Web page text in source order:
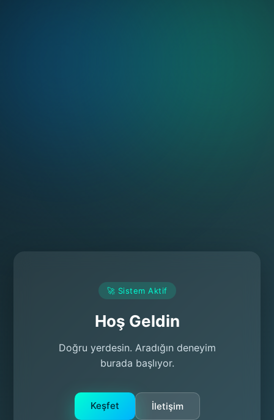
🚀 Sistem Aktif
Hoş Geldin
Doğru yerdesin. Aradığın deneyim
burada başlıyor.
Keşfet İletişim